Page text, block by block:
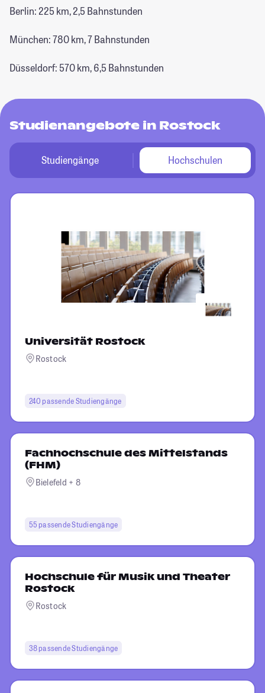
Berlin: 225 km, 2,5 Bahnstunden
München: 780 km, 7 Bahnstunden
Düsseldorf: 570 km, 6,5 Bahnstunden
Studienangebote in Rostock
Studiengänge Hochschulen
Universität Rostock
Rostock
240 passende Studiengänge
Fachhochschule des Mittelstands
(FHM)
Bielefeld + 8
55 passende Studiengänge
Hochschule für Musik und Theater
Rostock
Rostock
38 passende Studiengänge